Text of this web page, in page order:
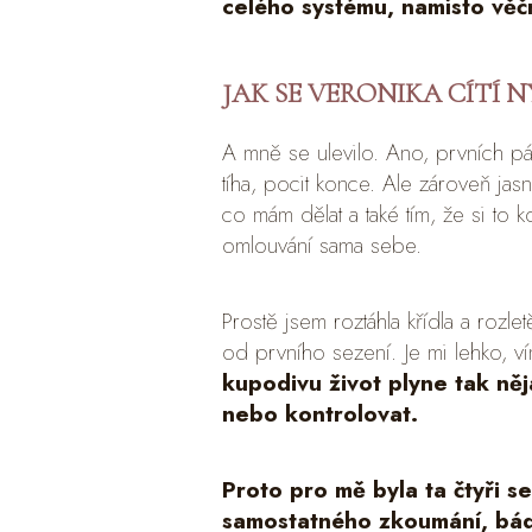
celého systému, namísto
JAK SE VERONIKA CÍTÍ
A mně se ulevilo. Ano, prvních
tíha, pocit konce. Ale zároveň
co mám dělat a také tím, že si to
omlouvání sama sebe.
Prostě jsem roztáhla křídla a
od prvního sezení. Je mi lehko,
kupodivu život plyne tak
nebo kontrolovat.
Proto pro mě byla ta čtyři
samostatného zkoumání,